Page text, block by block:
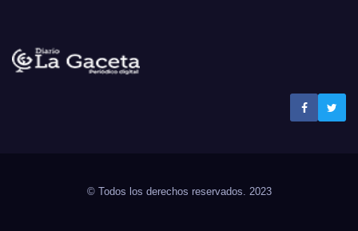
© Todos los derechos reservados. 2023